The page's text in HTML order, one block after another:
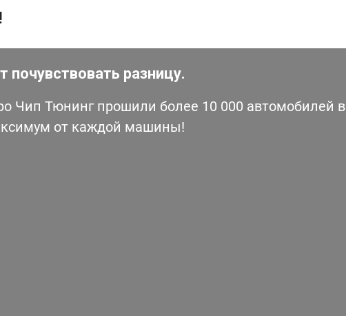
разницу.
Чип Тюнинг прошили более 10 000 автомобилей
от каждой машины!